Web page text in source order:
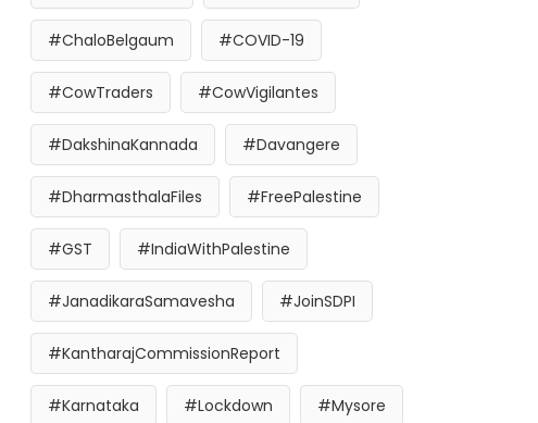
#ChaloBelgaum #COVID-19
#CowTraders #CowVigilantes
#DakshinaKannada #Davangere
#DharmasthalaFiles #FreePalestine
#GST #IndiaWithPalestine
#JanadikaraSamavesha #JoinSDPI
#KantharajCommissionReport
#Karnataka #Lockdown #Mysore